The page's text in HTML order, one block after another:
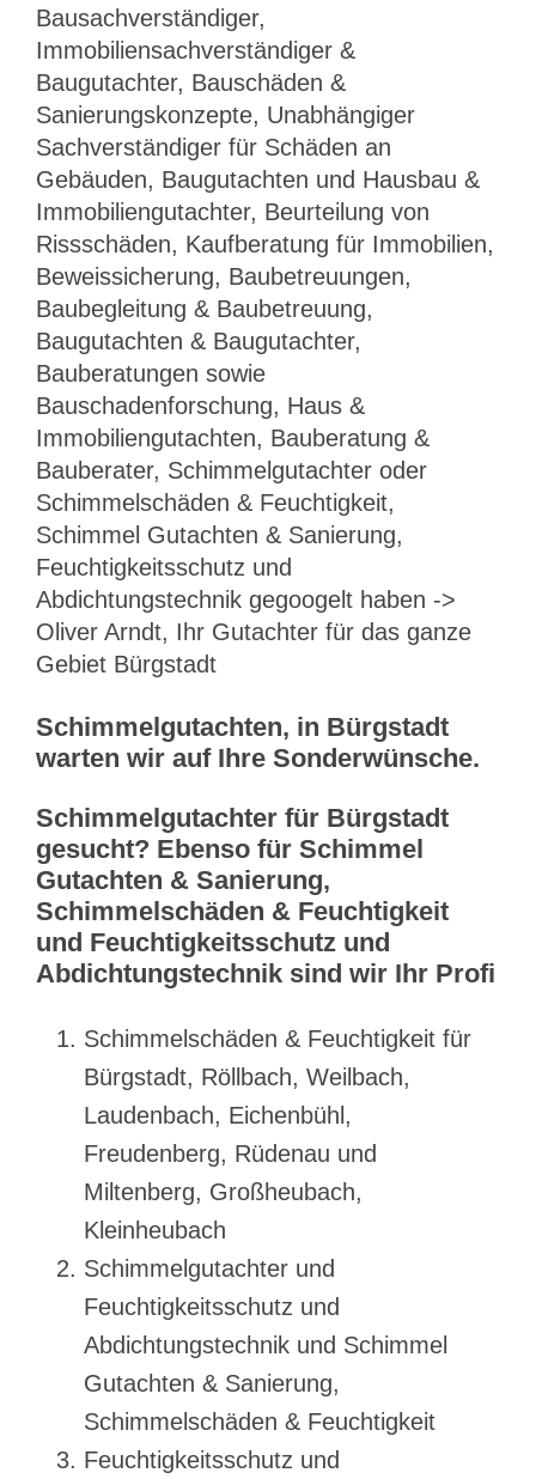
Bausachverständiger,
Immobiliensachverständiger &
Baugutachter, Bauschäden &
Sanierungskonzepte, Unabhängiger
Sachverständiger für Schäden an
Gebäuden, Baugutachten und Hausbau &
Immobiliengutachter, Beurteilung von
Rissschäden, Kaufberatung für Immobilien,
Beweissicherung, Baubetreuungen,
Baubegleitung & Baubetreuung,
Baugutachten & Baugutachter,
Bauberatungen sowie
Bauschadenforschung, Haus &
Immobiliengutachten, Bauberatung &
Bauberater, Schimmelgutachter oder
Schimmelschäden & Feuchtigkeit,
Schimmel Gutachten & Sanierung,
Feuchtigkeitsschutz und
Abdichtungstechnik gegoogelt haben ->
Oliver Arndt, Ihr Gutachter für das ganze
Gebiet Bürgstadt
Schimmelgutachten, in Bürgstadt
warten wir auf Ihre Sonderwünsche.
Schimmelgutachter für Bürgstadt
gesucht? Ebenso für Schimmel
Gutachten & Sanierung,
Schimmelschäden & Feuchtigkeit
und Feuchtigkeitsschutz und
Abdichtungstechnik sind wir Ihr Profi
Schimmelschäden & Feuchtigkeit für
Bürgstadt, Röllbach, Weilbach,
Laudenbach, Eichenbühl,
Freudenberg, Rüdenau und
Miltenberg, Großheubach,
Kleinheubach
Schimmelgutachter und
Feuchtigkeitsschutz und
Abdichtungstechnik und Schimmel
Gutachten & Sanierung,
Schimmelschäden & Feuchtigkeit
Feuchtigkeitsschutz und